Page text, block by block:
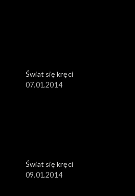
Świat się kręci
07.01.2014
Świat się kręci
09.01.2014